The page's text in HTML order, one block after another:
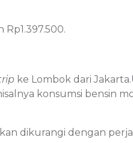
ke Lombok dari
konsumsi bensin
dikurangi dengan